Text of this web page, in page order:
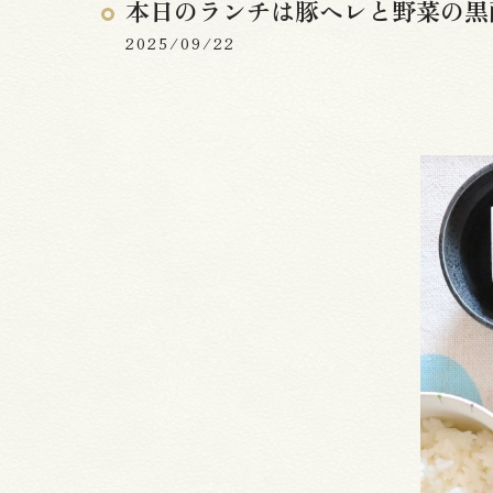
本日のランチは豚ヘレと野菜の
2025/09/22